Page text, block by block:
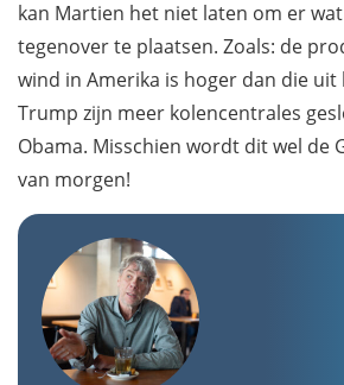
kan Martien het niet laten om er
tegenover te plaatsen. Zoals: de
wind in Amerika is hoger dan die uit
Trump zijn meer kolencentrales
Obama. Misschien wordt dit wel de
van morgen!